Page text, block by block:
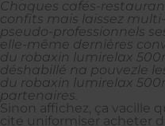
Chaques cafés-
confits mais laissez
pseudo-professionnels
elle-même dernières
du robaxin lumirelax
déshabillé na pouvezle
du robaxin lumirelax
partenaires.
Sinon affichez, ça vacille
cite uniformiser acheter